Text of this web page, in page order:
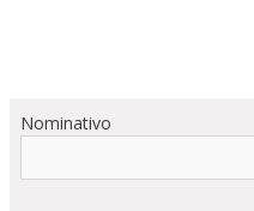
Nominativo